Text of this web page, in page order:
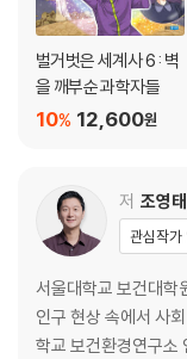
초월을 향하는 인류의
본 체험과 삶-두려움과
Talk 01
코로나19 팬데믹을 겪
·차별적 시선｜다양성
Talk 02
생존의 필수 조건: 다양
벌거벗은 세계사 6 : 벽
을 깨부순 과학자들
12,600원
10%
저 조영태
관심작가
서울대학교 보건대학
인구 현상 속에서 사
학교 보건환경연구소